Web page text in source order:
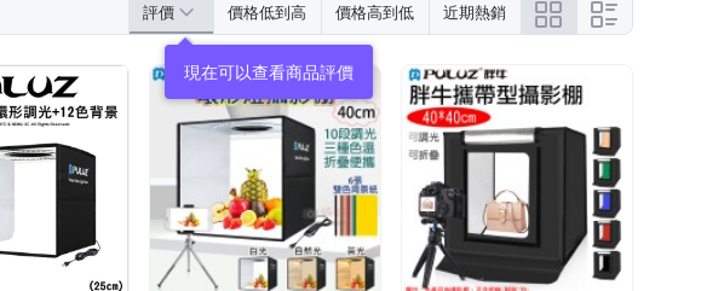
評價 價格低到高 價格高到低 近期熱銷
現在可以查看商品評價